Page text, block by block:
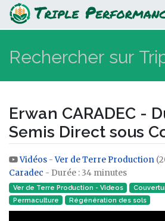
Erwan CARADEC -
Direct sous Couvert -
Erwan CARADEC -
Semis Direct sous
Aller à :navigation,rechercher
Vidéos -Ver de Terre Production
Caradec - Durée : 34 minutes
Ver de Terre Production - Videos
Permaculture
Régénération des sols